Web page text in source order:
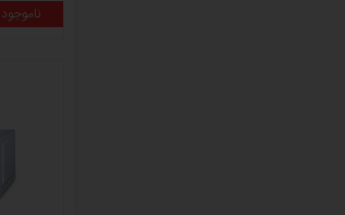
ناموجود